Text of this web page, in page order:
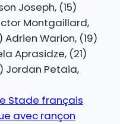
Joseph, (15)
Montgaillard,
Adrien Warion, (19)
Aprasidze, (21)
Jordan Petaia,
Stade français
avec rançon